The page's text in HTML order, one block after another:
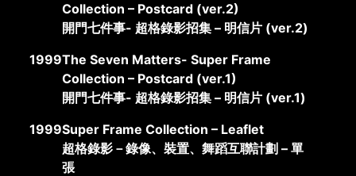
Collection – Postcard (ver.2)
開門七件事- 超格錄影招集 – 明信片 (ver.2)
1999The Seven Matters- Super Frame
Collection – Postcard (ver.1)
開門七件事- 超格錄影招集 – 明信片 (ver.1)
1999Super Frame Collection – Leaflet
超格錄影－錄像、裝置、舞蹈互聯計劃 – 單
張